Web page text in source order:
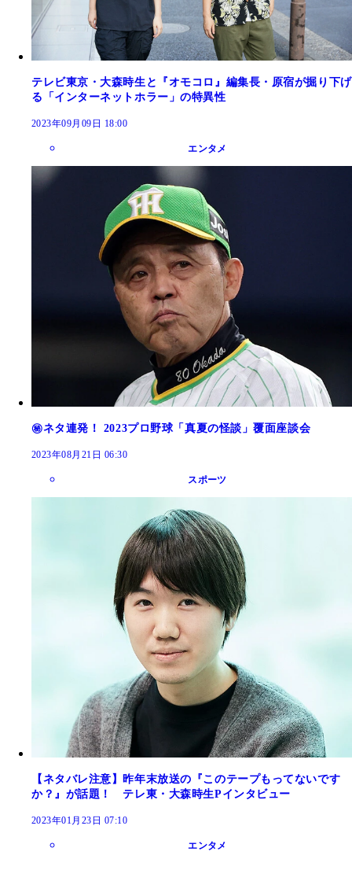
テレビ東京・大森時生と『オモコロ』編集長・原宿が掘り下げ
る「インターネットホラー」の特異性
2023年09月09日 18:00
エンタメ
㊙ネタ連発！ 2023プロ野球「真夏の怪談」覆面座談会
2023年08月21日 06:30
スポーツ
【ネタバレ注意】昨年末放送の『このテープもってないです
か？』が話題！ テレ東・大森時生Pインタビュー
2023年01月23日 07:10
エンタメ